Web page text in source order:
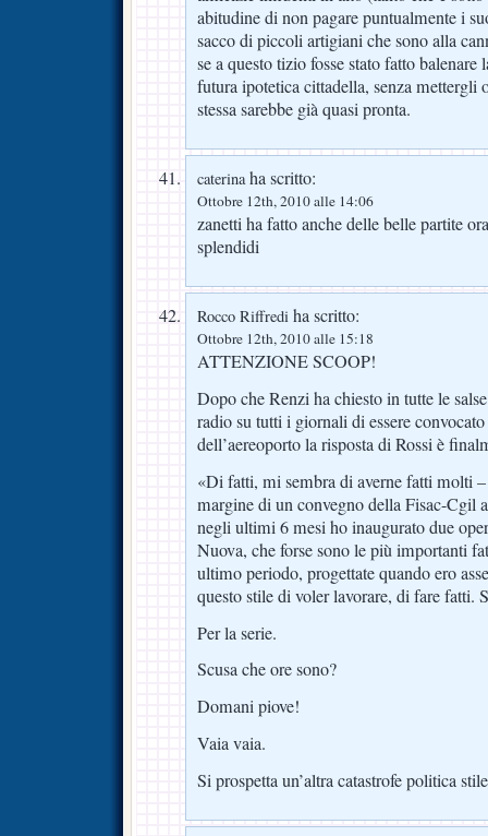
abitudine di non pagare puntualmente i
sacco di piccoli artigiani che sono alla
se a questo tizio fosse stato fatto
futura ipotetica cittadella, senza mettergli
stessa sarebbe già quasi pronta.
caterinaha scritto:
Ottobre 12th, 2010 alle 14:06
zanetti ha fatto anche delle belle partite
splendidi
Rocco Riffredi ha scritto:
Ottobre 12th, 2010 alle 15:18
ATTENZIONE SCOOP!
Dopo che Renzi ha chiesto in tutte le
radio su tutti i giornali di essere
dell’aereoporto la risposta di Rossi è
«Di fatti, mi sembra di averne fatti molti
margine di un convegno della Fisac-Cgil
negli ultimi 6 mesi ho inaugurato due
Nuova, che forse sono le più importanti
ultimo periodo, progettate quando ero
questo stile di voler lavorare, di fare fatti.
Per la serie.
Scusa che ore sono?
Domani piove!
Vaia vaia.
Si prospetta un’altra catastrofe politica